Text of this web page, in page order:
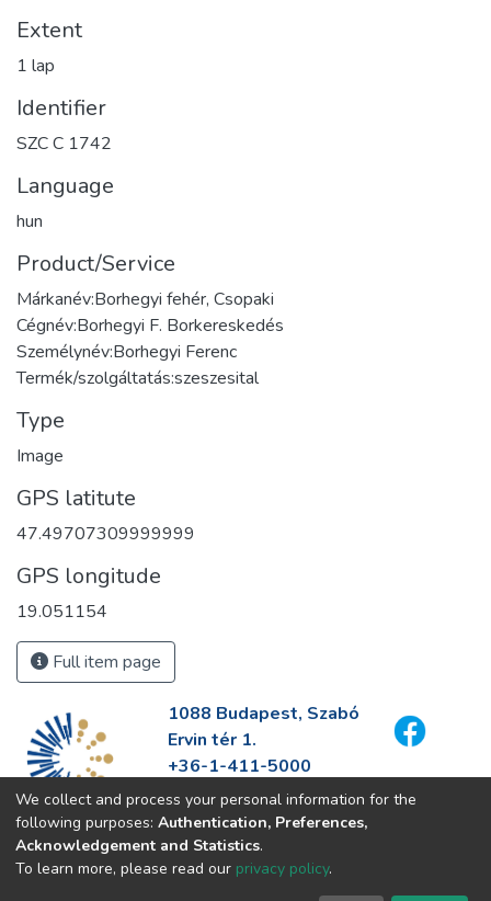
Extent
1 lap
Identifier
SZC C 1742
Language
hun
Product/Service
Márkanév:Borhegyi fehér, Csopaki
Cégnév:Borhegyi F. Borkereskedés
Személynév:Borhegyi Ferenc
Termék/szolgáltatás:szeszesital
Type
Image
GPS latitute
47.49707309999999
GPS longitude
19.051154
Full item page
1088 Budapest, Szabó
Ervin tér 1.
+36-1-411-5000
info@fszek.hu
https://fszek.hu
We collect and process your personal information for the
following purposes: Authentication, Preferences,
Acknowledgement and Statistics.
To learn more, please read our privacy policy.